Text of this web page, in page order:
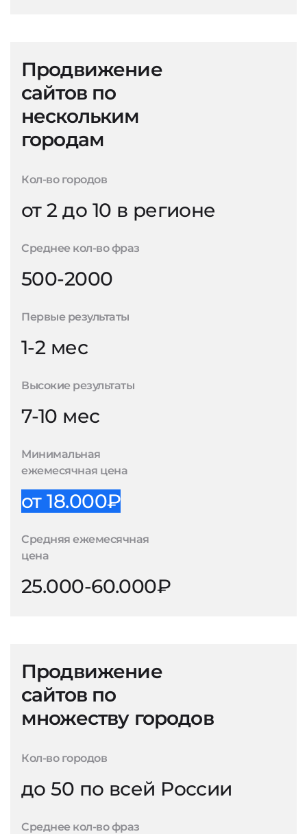
Продвижение
сайтов по
нескольким
городам
Кол-во городов
от 2 до 10 в регионе
Среднее кол-во фраз
500-2000
Первые результаты
1-2 мес
Высокие результаты
7-10 мес
Минимальная
ежемесячная цена
от 18.000₽
Средняя ежемесячная
цена
25.000-60.000₽
Продвижение
сайтов по
множеству городов
Кол-во городов
до 50 по всей России
Среднее кол-во фраз